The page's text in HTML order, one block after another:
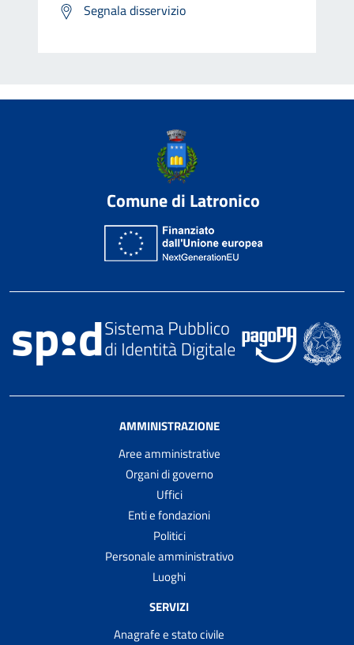
Segnala disservizio
Comune di Latronico
AMMINISTRAZIONE
Aree amministrative
Organi di governo
Uffici
Enti e fondazioni
Politici
Personale amministrativo
Luoghi
SERVIZI
Anagrafe e stato civile